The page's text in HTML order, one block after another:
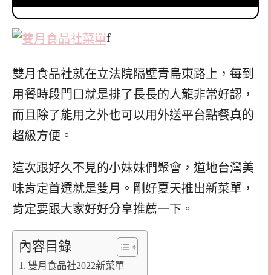
f
雙月食品社就在立法院隔壁青島東路上，每到
用餐時段門口就是排了長長的人龍非常好認，
而且除了能用之外也可以用外送平台點餐真的
超級方便。
這次跟好久不見的小妹妹們聚會，道地台灣美
味肯定首選就是雙月。剛好夏天推出新菜單，
肯定要跟大家好好分享推薦一下。
內容目錄
雙月食品社2022新菜單